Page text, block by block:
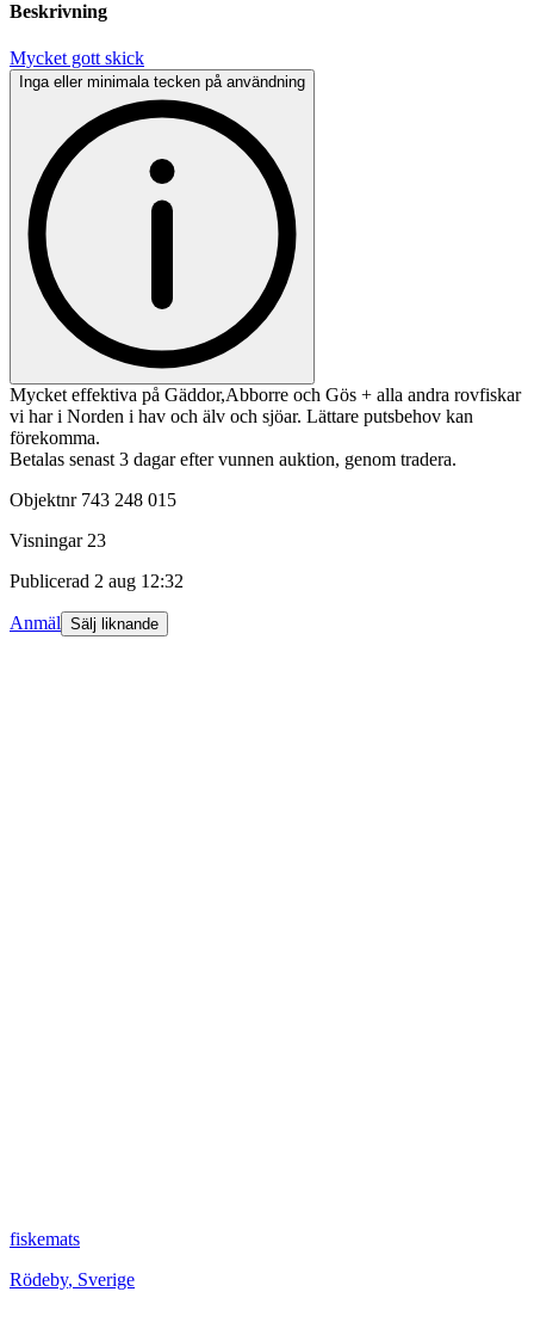
Beskrivning
Mycket gott skick
Inga eller minimala tecken på användning
Mycket effektiva på Gäddor,Abborre och Gös + alla andra rovfiskar
vi har i Norden i hav och älv och sjöar. Lättare putsbehov kan
förekomma.
Betalas senast 3 dagar efter vunnen auktion, genom tradera.
Objektnr 743 248 015
Visningar 23
Publicerad 2 aug 12:32
Anmäl Sälj liknande
fiskemats
Rödeby, Sverige